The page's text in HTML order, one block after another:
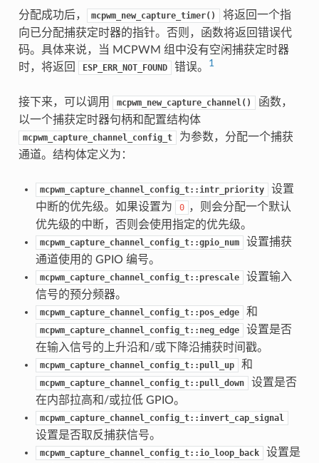
分配成功后， mcpwm_new_capture_timer()
将返回一个指
向已分配捕获定时器的指针。否则，函数将返回错误代
码。具体来说，当 MCPWM 组中没有空闲捕获定时器
时，将返回
ESP_ERR_NOT_FOUND 错误。 1
接下来，可以调用 mcpwm_new_capture_channel()
函数，
以一个捕获定时器句柄和配置结构体
mcpwm_capture_channel_config_t
为参数，分配一个捕获
通道。结构体定义为：
mcpwm_capture_channel_config_t::intr_priority
设置
中断的优先级。如果设置为
0 ，则会分配一个默认
优先级的中断，否则会使用指定的优先级。
mcpwm_capture_channel_config_t::gpio_num
设置捕获
通道使用的 GPIO 编号。
mcpwm_capture_channel_config_t::prescale
设置输入
信号的预分频器。
mcpwm_capture_channel_config_t::pos_edge 和
mcpwm_capture_channel_config_t::neg_edge
设置是否
在输入信号的上升沿和/或下降沿捕获时间戳。
mcpwm_capture_channel_config_t::pull_up 和
mcpwm_capture_channel_config_t::pull_down
设置是否
在内部拉高和/或拉低 GPIO。
mcpwm_capture_channel_config_t::invert_cap_signal
设置是否取反捕获信号。
mcpwm_capture_channel_config_t::io_loop_back
设置是